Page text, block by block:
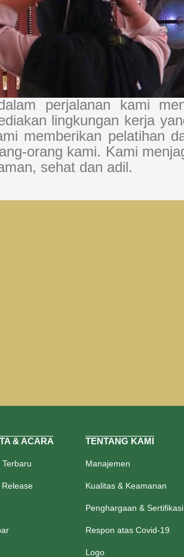
perjalanan kami
lingkungan kerja
memberikan pelatihan
orang kami. Kami
sehat dan adil.
& ACARA
Terbaru
Release
TENTANG KAMI
Manajemen
Kualitas & Keamanan
Penghargaan & Sertifikasi
Respon atas Covid-19
Logo